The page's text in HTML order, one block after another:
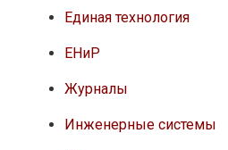
Единая технология
ЕНиР
Журналы
Инженерные системы